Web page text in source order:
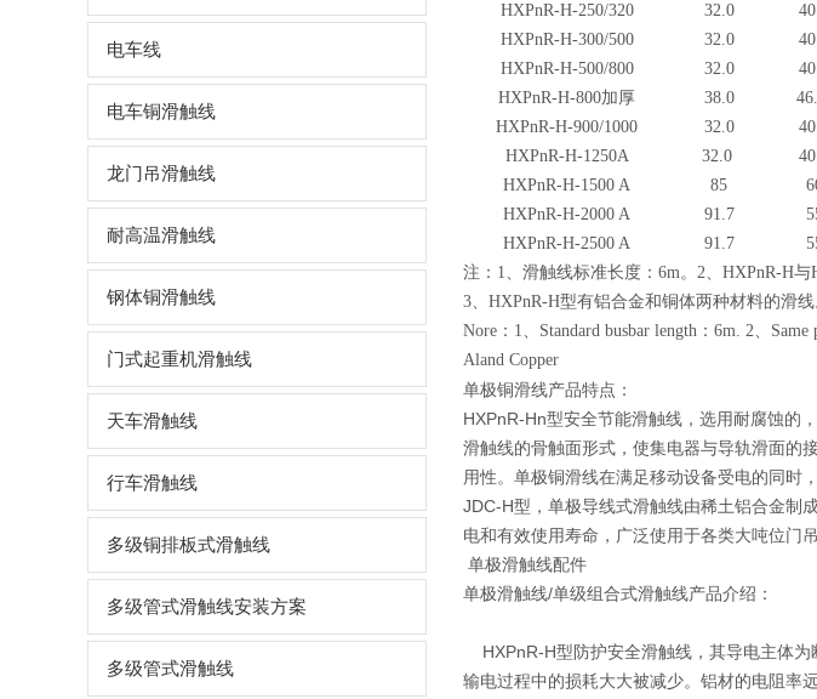
电车线
电车铜滑触线
龙门吊滑触线
耐高温滑触线
钢体铜滑触线
门式起重机滑触线
天车滑触线
行车滑触线
多级铜排板式滑触线
多级管式滑触线安装方案
多级管式滑触线
HXPnR-H-250/320
32.0
HXPnR-H-300/500
32.0
HXPnR-H-500/800
32.0
HXPnR-H-800加厚
38.0
HXPnR-H-900/1000
32.0
HXPnR-H-1250A
32.0
HXPnR-H-1500 A
85
HXPnR-H-2000 A
91.7
HXPnR-H-2500 A
91.7
注：1、滑触线标准长度：6m。2、HXPnR-H
3、HXPnR-H型有铝合金和铜体两种材料的滑线
Nore：1、Standard busbar length：6m. 2、
Aland Copper
单极铜滑线产品特点：
HXPnR-Hn型安全节能滑触线，选用耐腐蚀的
滑触线的骨触面形式，使集电器与导轨滑面的
用性。单极铜滑线在满足移动设备受电的同时
JDC-H型，单极导线式滑触线由稀土铝合金制
电和有效使用寿命，广泛使用于各类大吨位门
单极滑触线配件
单极滑触线/单级组合式滑触线产品介绍：
HXPnR-H型防护安全滑触线，其导电主体为
输电过程中的损耗大大被减少。铝材的电阻率